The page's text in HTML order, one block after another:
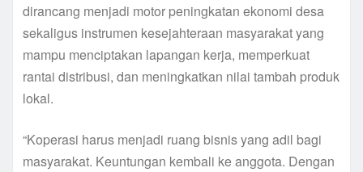
dirancang menjadi motor peningkatan ekonomi desa
sekaligus instrumen kesejahteraan masyarakat yang
mampu menciptakan lapangan kerja, memperkuat
rantai distribusi, dan meningkatkan nilai tambah produk
lokal.
“Koperasi harus menjadi ruang bisnis yang adil bagi
masyarakat. Keuntungan kembali ke anggota. Dengan